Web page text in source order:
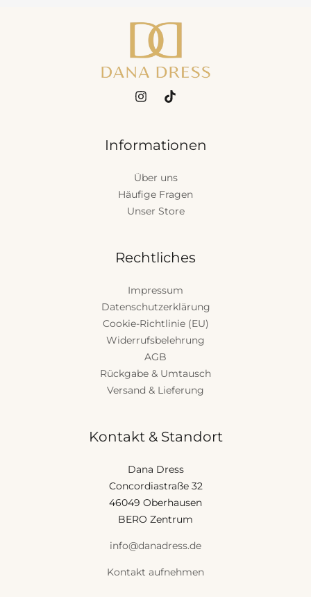
Informationen
Über uns
Häufige Fragen
Unser Store
Rechtliches
Impressum
Datenschutzerklärung
Cookie-Richtlinie (EU)
Widerrufsbelehrung
AGB
Rückgabe & Umtausch
Versand & Lieferung
Kontakt & Standort
Dana Dress
Concordiastraße 32
46049 Oberhausen
BERO Zentrum
info@danadress.de
Kontakt aufnehmen